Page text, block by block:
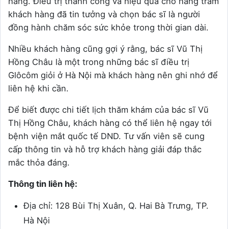
khách hàng đã tin tưởng và chọn bác sĩ là người
đồng hành chăm sóc sức khỏe trong thời gian dài.
Nhiều khách hàng cũng gợi ý rằng, bác sĩ Vũ Thị
Hồng Châu là một trong những bác sĩ điều trị
Glôcôm giỏi ở Hà Nội mà khách hàng nên ghi nhớ để
liên hệ khi cần.
Để biết được chi tiết lịch thăm khám của bác sĩ Vũ
Thị Hồng Châu, khách hàng có thể liên hệ ngay tới
bệnh viện mắt quốc tế DND. Tư vấn viên sẽ cung
cấp thông tin và hỗ trợ khách hàng giải đáp thắc
mắc thỏa đáng.
Thông tin liên hệ:
Địa chỉ: 128 Bùi Thị Xuân, Q. Hai Bà Trưng, TP.
Hà Nội